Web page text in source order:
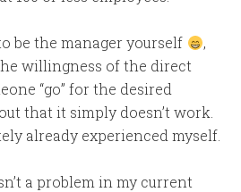
be the manager yourself
,
willingness of the direct
“go” for the desired
that it simply doesn’t work.
already experienced myself.
a problem in my current